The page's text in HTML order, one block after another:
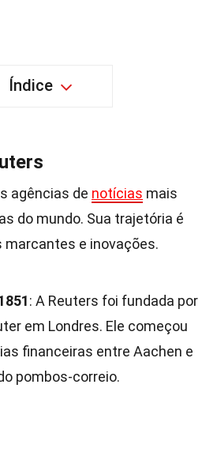
Índice
agências de notícias mais
do mundo. Sua trajetória é
e inovações.
: A Reuters foi fundada por
em Londres. Ele começou
financeiras entre Aachen e
pombos-correio.